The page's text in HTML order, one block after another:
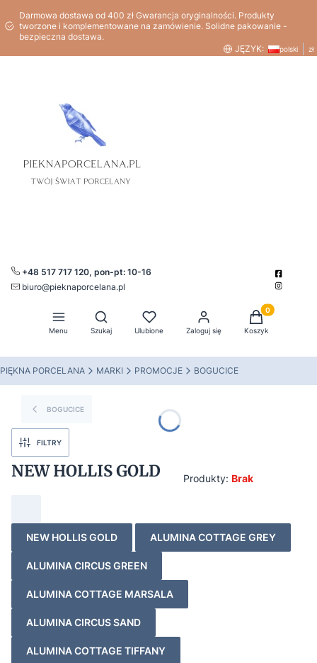
Darmowa dostawa od 400 zł Gwarancja oryginalności. Produkty
tworzone i komplementowane na zamówienie. Solidne pakowanie -
bezpieczna dostawa.
JĘZYK:
polski zł
+48 517 717 120, pon-pt: 10-16
biuro@pieknaporcelana.pl
Menu
Otwórz wyszukiwarkę
Szukaj Ulubione Zaloguj się
Produkty w
Koszyk
PIĘKNA PORCELANA MARKI PROMOCJE BOGUCICE
BOGUCICE
FILTRY
NEW HOLLIS GOLD Produkty: Brak
NEW HOLLIS GOLD ALUMINA COTTAGE GREY
ALUMINA CIRCUS GREEN
ALUMINA COTTAGE MARSALA
ALUMINA CIRCUS SAND
ALUMINA COTTAGE TIFFANY